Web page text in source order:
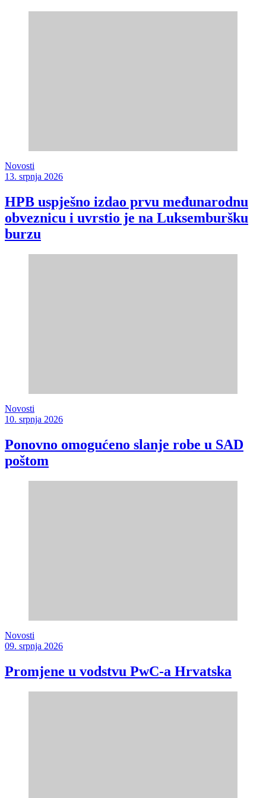
Novosti
13. srpnja 2026
HPB uspješno izdao prvu međunarodnu
obveznicu i uvrstio je na Luksemburšku
burzu
Novosti
10. srpnja 2026
Ponovno omogućeno slanje robe u SAD
poštom
Novosti
09. srpnja 2026
Promjene u vodstvu PwC-a Hrvatska